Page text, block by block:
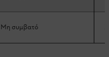
Μη συμβατό